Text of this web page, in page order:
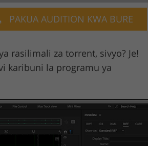
AI Training Data Video
PAKUA AUDITION KWA BURE
rasilimali za torrent, sivyo? Je!
karibuni la programu ya